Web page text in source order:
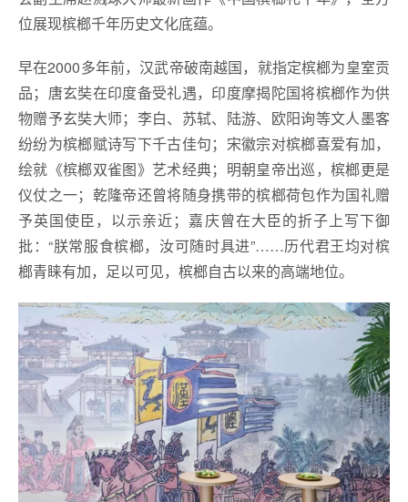
位展现槟榔千年历史文化底蕴。
早在2000多年前，汉武帝破南越国，就指定槟榔为皇室贡
品；唐玄奘在印度备受礼遇，印度摩揭陀国将槟榔作为供
物赠予玄奘大师；李白、苏轼、陆游、欧阳询等文人墨客
纷纷为槟榔赋诗写下千古佳句；宋徽宗对槟榔喜爱有加，
绘就《槟榔双雀图》艺术经典；明朝皇帝出巡，槟榔更是
仪仗之一；乾隆帝还曾将随身携带的槟榔荷包作为国礼赠
予英国使臣，以示亲近；嘉庆曾在大臣的折子上写下御
批：“朕常服食槟榔，汝可随时具进”……历代君王均对槟
榔青睐有加，足以可见，槟榔自古以来的高端地位。